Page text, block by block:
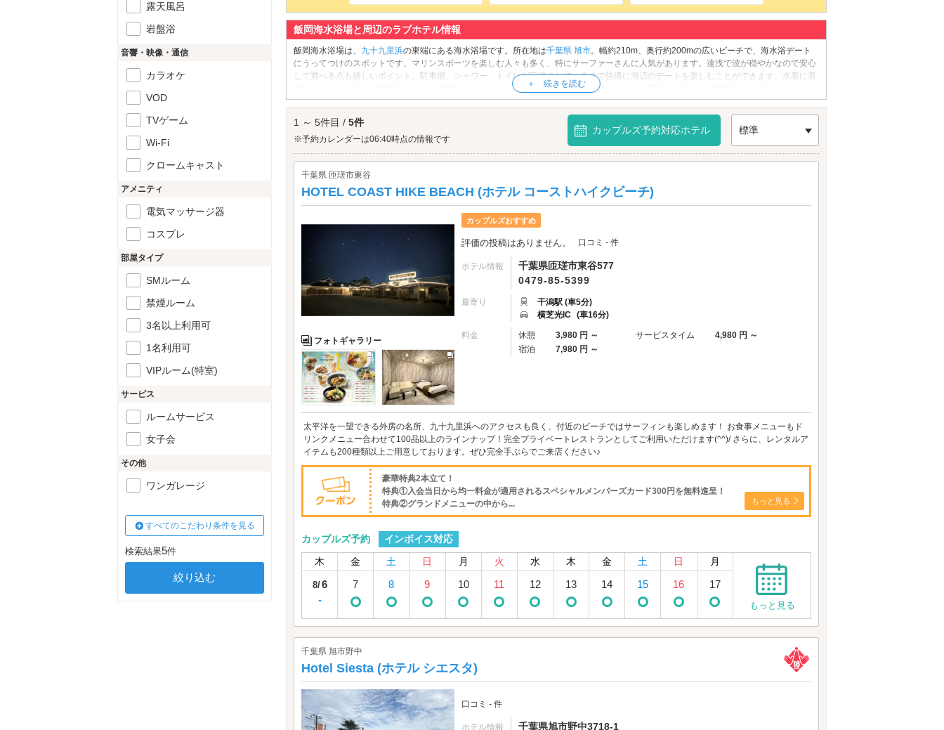
飯岡海水浴場と周辺のラブホテル情報
飯岡海水浴場は、 九十九里浜の東端にある海水浴場です。所在地は千葉県 旭市。幅約210m、奥行約200mの広いビーチで、海水浴デート
にうってつけのスポットです。マリンスポーツを楽しむ人々も多く、特にサーファーさんに人気があります。遠浅で波が穏やかなので安心
して遊べる点も嬉しいポイント。駐車場、シャワー、トイレが完備されているので快適に海辺のデートを楽しむことができます。水着に着
替えていつもとはひと味違うデートを満喫してみませんか？
屛風ヶ浦の壮大な景色がムードを高めてくれること間違いなしです。
飯岡海水浴場へは、銚子・旭・匝瑳エリアのラブホテルからもアクセスが便利です。
1 ～ 5件目 / 5件
※予約カレンダーは06:40時点の情報です
カップルズ予約対応ホテル 標準
千葉県 匝瑳市東谷
HOTEL COAST HIKE BEACH (ホテル コーストハイクビーチ)
フォトギャラリー
カップルズおすすめ
評価の投稿はありません。 口コミ - 件
ホテル情報
千葉県匝瑳市東谷577
0479-85-5399
最寄り
干潟駅 (車5分)
横芝光IC (車16分)
料金 休憩 3,980 円 ～ サービスタイム
4,980 円 ～
宿泊
7,980 円 ～
太平洋を一望できる外房の名所、九十九里浜へのアクセスも良く、付近のビーチではサーフィンも楽しめます！ お食事メニューもド
リンクメニュー合わせて100品以上のラインナップ！完全プライベートレストランとしてご利用いただけます(^^)/ さらに、レンタルア
イテムも200種類以上ご用意しております。ぜひ完全手ぶらでご来店ください♪
豪華特典2本立て！
特典①入会当日から均一料金が適用されるスペシャルメンバーズカード300円を無料進呈！
特典②グランドメニューの中から...
もっと見る
カップルズ予約
インボイス対応
木
金 土 日 月 火 水 木 金 土 日 月
8/6
-
7 8 9 10 11 12 13 14 15 16 17
もっと見る
千葉県 旭市野中
Hotel Siesta (ホテル シエスタ)
口コミ - 件
ホテル情報 千葉県旭市野中3718-1
露天風呂
岩盤浴
音響・映像・通信
カラオケ
VOD
TVゲーム
Wi-Fi
クロームキャスト
アメニティ
電気マッサージ器
コスプレ
部屋タイプ
SMルーム
禁煙ルーム
3名以上利用可
1名利用可
VIPルーム(特室)
サービス
ルームサービス
女子会
その他
ワンガレージ
すべてのこだわり条件を見る
検索結果5件